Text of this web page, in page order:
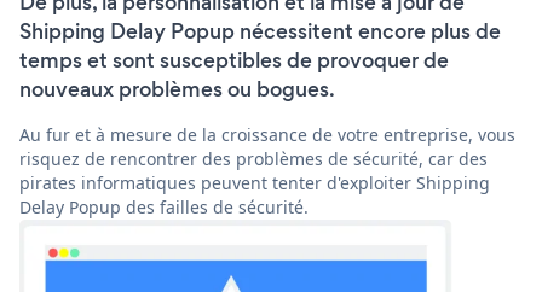
Shipping Delay Popup nécessitent encore plus de
temps et sont susceptibles de provoquer de
nouveaux problèmes ou bogues.
Au fur et à mesure de la croissance de votre entreprise, vous
risquez de rencontrer des problèmes de sécurité, car des
pirates informatiques peuvent tenter d'exploiter Shipping
Delay Popup des failles de sécurité.